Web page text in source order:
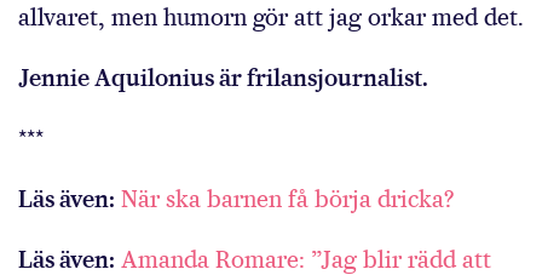
allvaret, men humorn gör att jag orkar med det.
Jennie Aquilonius är frilans­journalist.
***
Läs även: När ska barnen få börja dricka?
Läs även: Amanda Romare: ”Jag blir rädd att